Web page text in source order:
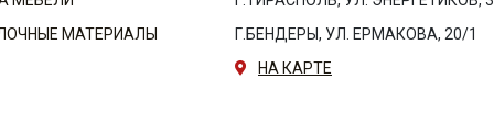
МАТЕРИАЛЫ
Г.БЕНДЕРЫ, УЛ. ЕРМАКОВА, 20/1
НА КАРТЕ